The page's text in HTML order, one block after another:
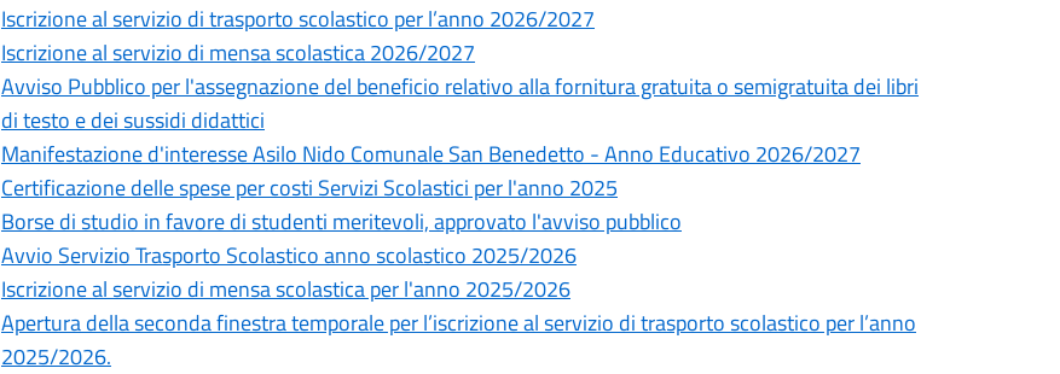
Iscrizione al servizio di trasporto scolastico per l’anno 2026/2027
Iscrizione al servizio di mensa scolastica 2026/2027
Avviso Pubblico per l'assegnazione del beneficio relativo alla fornitura gratuita o semigratuita dei libri
di testo e dei sussidi didattici
Manifestazione d'interesse Asilo Nido Comunale San Benedetto - Anno Educativo 2026/2027
Certificazione delle spese per costi Servizi Scolastici per l'anno 2025
Borse di studio in favore di studenti meritevoli, approvato l'avviso pubblico
Avvio Servizio Trasporto Scolastico anno scolastico 2025/2026
Iscrizione al servizio di mensa scolastica per l'anno 2025/2026
Apertura della seconda finestra temporale per l’iscrizione al servizio di trasporto scolastico per l’anno
2025/2026.